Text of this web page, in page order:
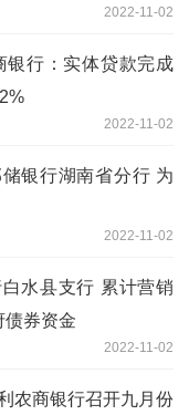
2022-11-02
银行：实体贷款完成
2022-11-02
储银行湖南省分行 为
2022-11-02
水县支行 累计营销
债券资金
2022-11-02
农商银行召开九月份